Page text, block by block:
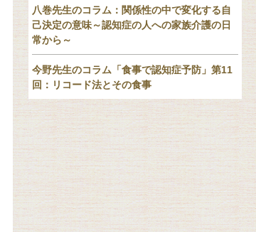
八巻先生のコラム：関係性の中で変化する自
己決定の意味～認知症の人への家族介護の日
常から～
今野先生のコラム「食事で認知症予防」第11
回：リコード法とその食事